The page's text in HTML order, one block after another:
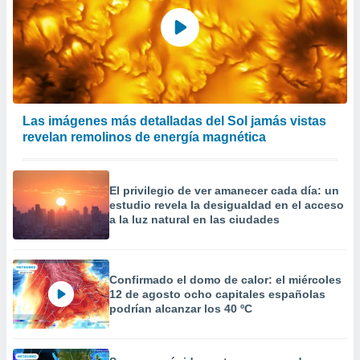
momento
en
en
en
un
datos
perfiles
Las imágenes más detalladas del Sol jamás vistas
revelan remolinos de energía magnética
El privilegio de ver amanecer cada día: un
estudio revela la desigualdad en el acceso
a la luz natural en las ciudades
Confirmado el domo de calor: el miércoles
12 de agosto ocho capitales españolas
podrían alcanzar los 40 ºC